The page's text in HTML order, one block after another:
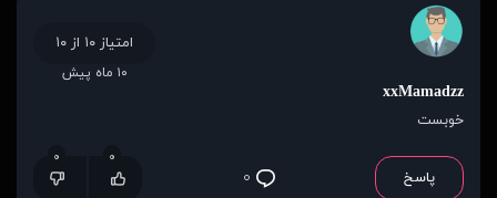
xxMamadzz
خوبست
پاسخ ۰
۰ ۰
امتیاز ۱۰ از ۱۰
۱۰ ماه پیش